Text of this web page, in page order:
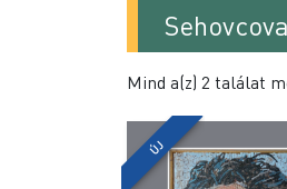
Mind a(z) 2 találat
ÚJ